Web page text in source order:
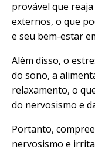
provável que
externos, o que
e seu bem-estar
Além disso, o
do sono, a
relaxamento, o
do nervosismo e
Portanto,
nervosismo e